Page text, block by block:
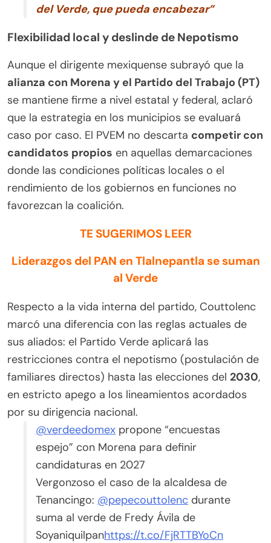
del Verde, que pueda encabezar”
Flexibilidad local y deslinde de Nepotismo
Aunque el dirigente mexiquense subrayó que la
alianza con Morena y el Partido del Trabajo (PT)
se mantiene firme a nivel estatal y federal, aclaró
que la estrategia en los municipios se evaluará
caso por caso. El PVEM no descarta competir con
candidatos propios en aquellas demarcaciones
donde las condiciones políticas locales o el
rendimiento de los gobiernos en funciones no
favorezcan la coalición.
TE SUGERIMOS LEER
Liderazgos del PAN en Tlalnepantla se suman
al Verde
Respecto a la vida interna del partido, Couttolenc
marcó una diferencia con las reglas actuales de
sus aliados: el Partido Verde aplicará las
restricciones contra el nepotismo (postulación de
familiares directos) hasta las elecciones del 2030,
en estricto apego a los lineamientos acordados
por su dirigencia nacional.
@verdeedomex propone “encuestas
espejo” con Morena para definir
candidaturas en 2027
Vergonzoso el caso de la alcaldesa de
Tenancingo: @pepecouttolenc durante
suma al verde de Fredy Ávila de
Soyaniquilpanhttps://t.co/FjRTTBYoCn